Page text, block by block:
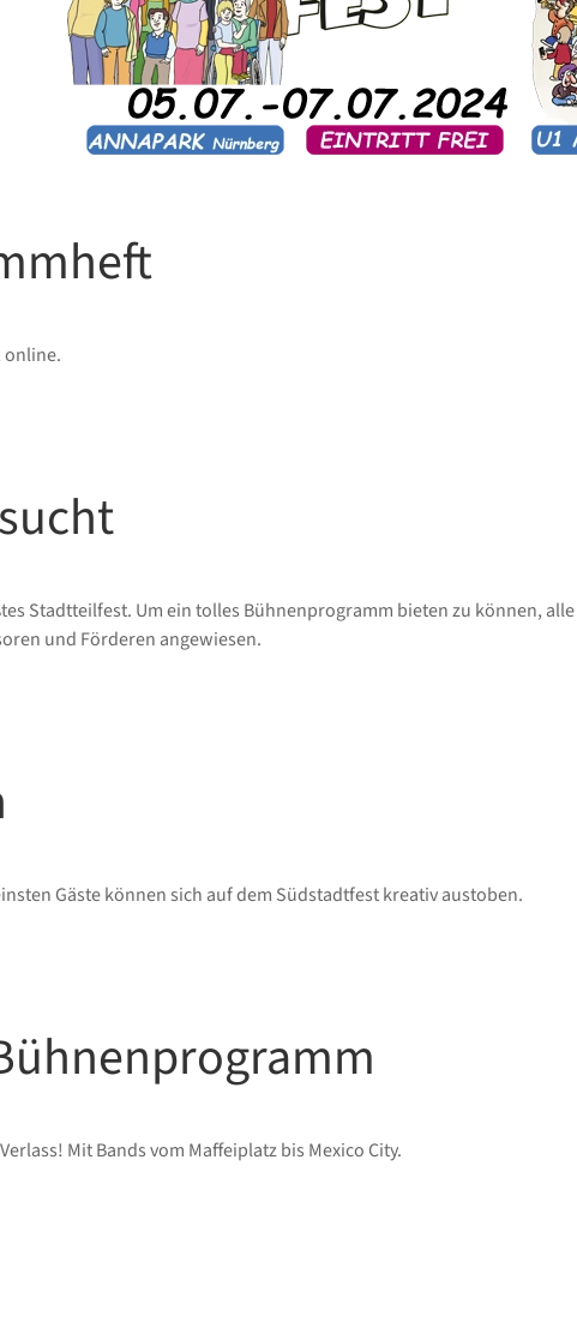
online.
Stadtteilfest. Um ein tolles Bühnenprogramm bieten zu können,
und Förderen angewiesen.
Gäste können sich auf dem Südstadtfest kreativ austoben.
Mit Bands vom Maffeiplatz bis Mexico City.